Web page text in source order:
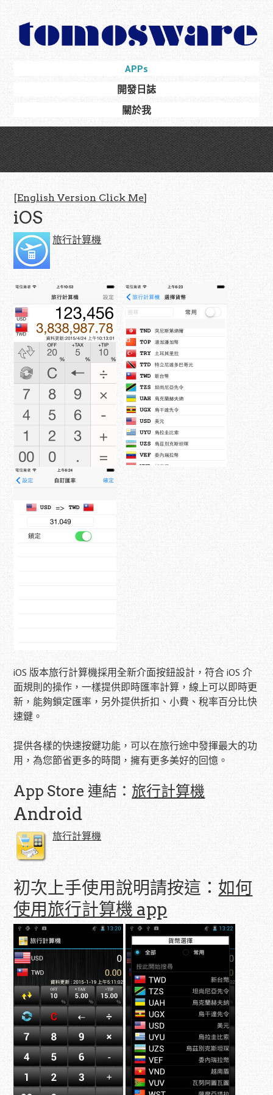
content
content
APPs
開發日誌
關於我
[English Version Click Me]
iOS
旅行計算機
iOS 版本旅行計算機採用全新介面按鈕設計，符合 iOS 介
面規則的操作，一樣提供即時匯率計算，線上可以即時更
新，能夠鎖定匯率，另外提供折扣、小費、稅率百分比快
速鍵。
提供各樣的快速按鍵功能，可以在旅行途中發揮最大的功
用，為您節省更多的時間，擁有更多美好的回憶。
App Store 連結：旅行計算機
Android
旅行計算機
初次上手使用說明請按這： 如何
使用旅行計算機 app